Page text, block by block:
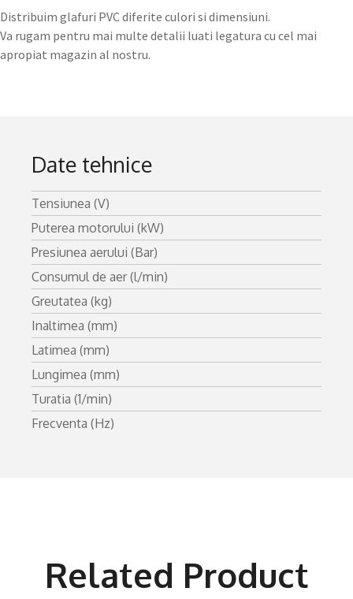
Distribuim glafuri PVC diferite culori si dimensiuni.
Va rugam pentru mai multe detalii luati legatura cu cel mai
apropiat magazin al nostru.
Date tehnice
Tensiunea (V)
Puterea motorului (kW)
Presiunea aerului (Bar)
Consumul de aer (l/min)
Greutatea (kg)
Inaltimea (mm)
Latimea (mm)
Lungimea (mm)
Turatia (1/min)
Frecventa (Hz)
Related Product